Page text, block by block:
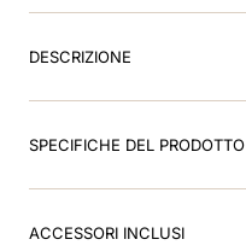
DESCRIZIONE
SPECIFICHE DEL PRODOTTO
ACCESSORI INCLUSI